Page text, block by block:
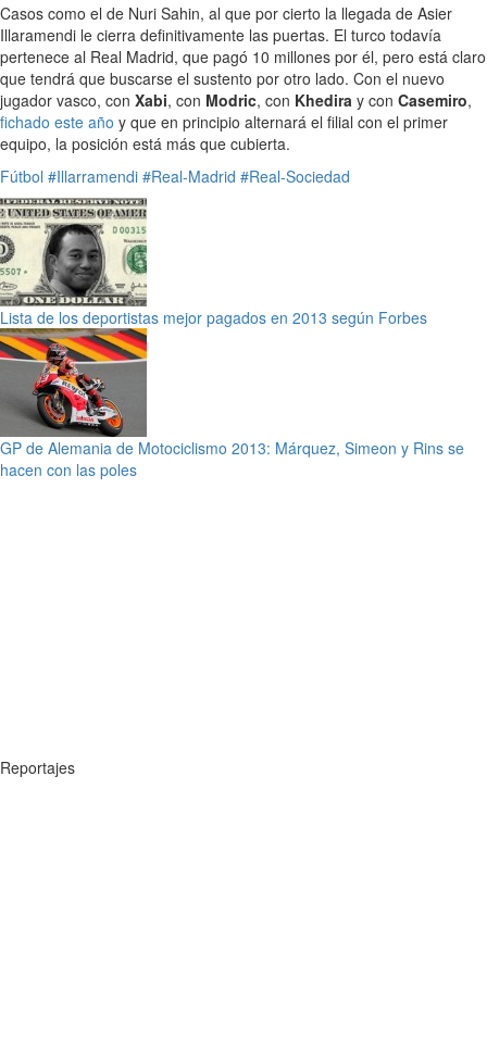
Casos como el de Nuri Sahin, al que por cierto la llegada de Asier
Illaramendi le cierra definitivamente las puertas. El turco todavía
pertenece al Real Madrid, que pagó 10 millones por él, pero está claro
que tendrá que buscarse el sustento por otro lado. Con el nuevo
jugador vasco, con Xabi, con Modric, con Khedira y con Casemiro,
fichado este año y que en principio alternará el filial con el primer
equipo, la posición está más que cubierta.
Fútbol #Illarramendi #Real-Madrid #Real-Sociedad
Lista de los deportistas mejor pagados en 2013 según Forbes
GP de Alemania de Motociclismo 2013: Márquez, Simeon y Rins se
hacen con las poles
Reportajes